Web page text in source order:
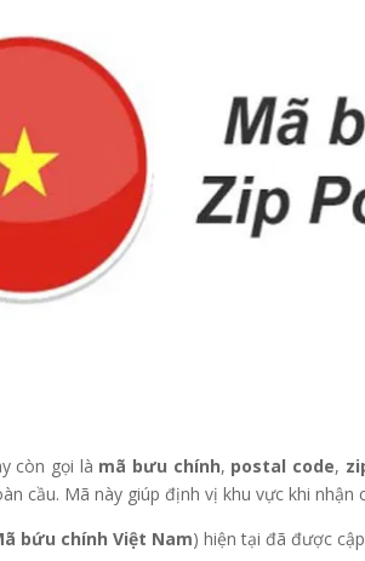
còn gọi là mã bưu chính, postal code,
cầu. Mã này giúp định vị khu vực khi
bứu chính Việt Nam) hiện tại đã được